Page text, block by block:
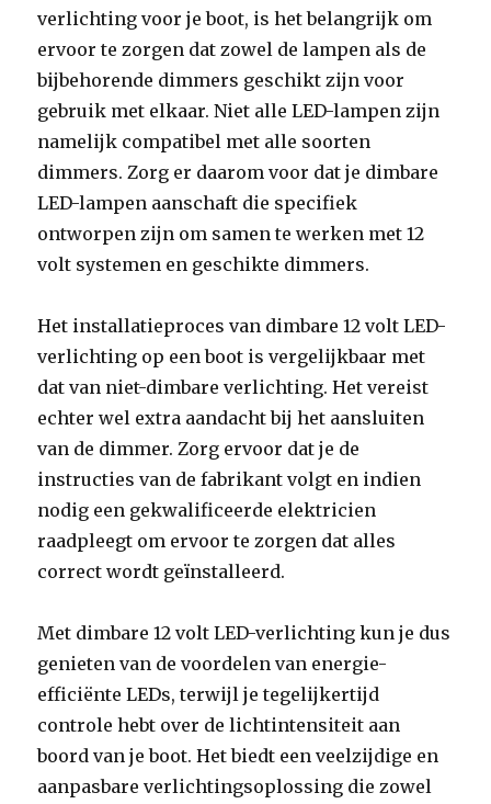
verlichting voor je boot, is het belangrijk om
ervoor te zorgen dat zowel de lampen als de
bijbehorende dimmers geschikt zijn voor
gebruik met elkaar. Niet alle LED-lampen zijn
namelijk compatibel met alle soorten
dimmers. Zorg er daarom voor dat je dimbare
LED-lampen aanschaft die specifiek
ontworpen zijn om samen te werken met 12
volt systemen en geschikte dimmers.
Het installatieproces van dimbare 12 volt LED-
verlichting op een boot is vergelijkbaar met
dat van niet-dimbare verlichting. Het vereist
echter wel extra aandacht bij het aansluiten
van de dimmer. Zorg ervoor dat je de
instructies van de fabrikant volgt en indien
nodig een gekwalificeerde elektricien
raadpleegt om ervoor te zorgen dat alles
correct wordt geïnstalleerd.
Met dimbare 12 volt LED-verlichting kun je dus
genieten van de voordelen van energie-
efficiënte LEDs, terwijl je tegelijkertijd
controle hebt over de lichtintensiteit aan
boord van je boot. Het biedt een veelzijdige en
aanpasbare verlichtingsoplossing die zowel